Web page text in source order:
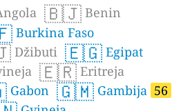
🇧🇯 Benin
Burkina Faso
Džibuti 🇪🇬 Egipat
🇪🇷 Eritreja
Gabon 🇬🇲 Gambija 56